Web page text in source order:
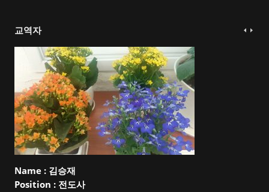
교역자
Name : 김승재
Position : 전도사